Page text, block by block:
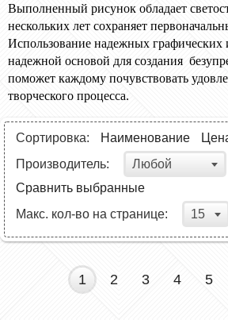
Выполненный рисунок обладает
нескольких лет сохраняет
Использование надежных графических
надежной основой для создания
поможет каждому почувствовать
творческого процесса.
Сортировка: Наименование
Производитель:
Любой
Сравнить выбранные
Макс. кол-во на странице:
15
1 2 3 4 5